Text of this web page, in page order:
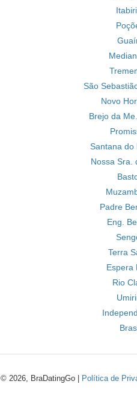
São
Novo
Brejo da
Santana do
Nossa Sra.
Padre
Eng.
Terra
Espera
Rio
© 2026, BraDatingGo | Política de